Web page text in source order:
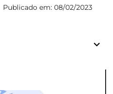
Publicado em: 08/02/2023